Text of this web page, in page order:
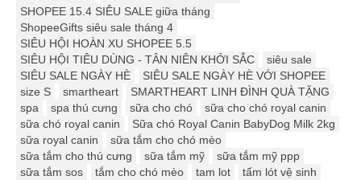
SHOPEE 15.4 SIÊU SALE giữa tháng
ShopeeGifts siêu sale tháng 4
SIÊU HỘI HOÀN XU SHOPEE 5.5
SIÊU HỘI TIÊU DÙNG - TÂN NIÊN KHỞI SẮC
siêu sale
SIÊU SALE NGÀY HÈ
SIÊU SALE NGÀY HÈ VỚI SHOPEE
size S
smartheart
SMARTHEART LINH ĐÌNH QUÀ TẶNG
spa
spa thú cưng sữa cho chó
sữa cho chó royal canin
sữa chó royal canin
Sữa chó Royal Canin BabyDog Milk 2kg
sữa royal canin
sữa tắm cho chó mèo
sữa tắm cho thú cưng
sữa tắm mỹ
sữa tắm mỹ ppp
sữa tắm sos
tắm cho chó mèo tam lot
tấm lót vệ sinh